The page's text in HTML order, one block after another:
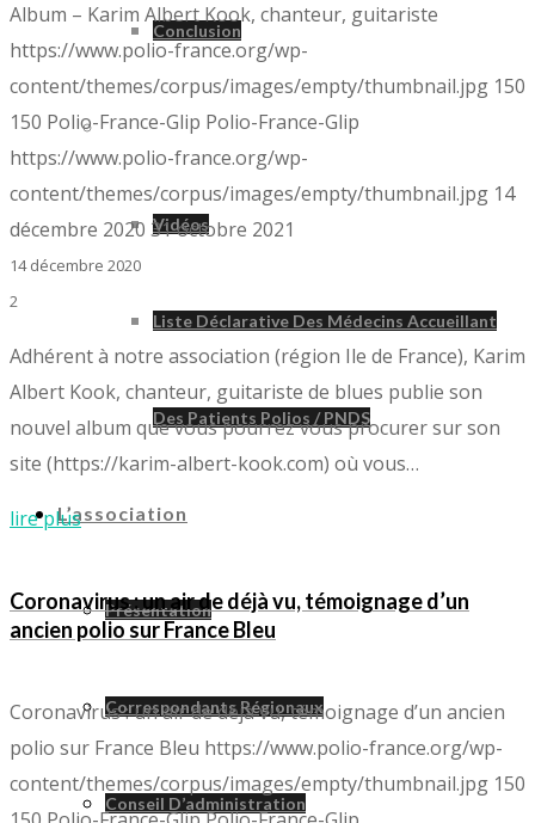
Conclusion
Divers
Vidéos
Liste Déclarative Des Médecins Accueillant
Des Patients Polios / PNDS
L’association
Présentation
Correspondants Régionaux
Conseil D’administration
Album – Karim Albert Kook, chanteur, guitariste
https://www.polio-france.org/wp-
content/themes/corpus/images/empty/thumbnail.jpg 150
150 Polio-France-Glip Polio-France-Glip
https://www.polio-france.org/wp-
content/themes/corpus/images/empty/thumbnail.jpg 14
décembre 2020 31 octobre 2021
14 décembre 2020
2
Adhérent à notre association (région Ile de France), Karim
Albert Kook, chanteur, guitariste de blues publie son
nouvel album que vous pourrez vous procurer sur son
site (https://karim-albert-kook.com) où vous…
lire plus
Coronavirus : un air de déjà vu, témoignage d’un
ancien polio sur France Bleu
Coronavirus : un air de déjà vu, témoignage d’un ancien
polio sur France Bleu https://www.polio-france.org/wp-
content/themes/corpus/images/empty/thumbnail.jpg 150